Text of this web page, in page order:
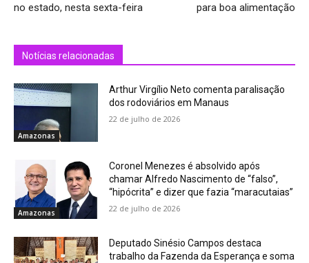
no estado, nesta sexta-feira
para boa alimentação
Notícias relacionadas
Amazonas
Arthur Virgílio Neto comenta paralisação
dos rodoviários em Manaus
22 de julho de 2026
Amazonas
Coronel Menezes é absolvido após
chamar Alfredo Nascimento de “falso”,
“hipócrita” e dizer que fazia “maracutaias”
22 de julho de 2026
Deputado Sinésio Campos destaca
trabalho da Fazenda da Esperança e soma